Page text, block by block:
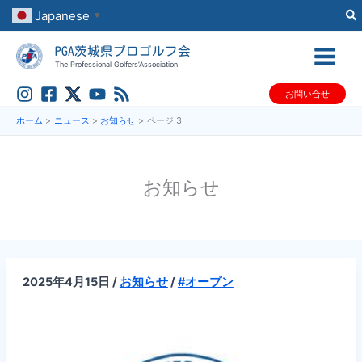
容
Japanese ▼
PGA茨城県プロゴルフ会
The Professional Golfers’Association
お問い合せ
ホーム ニュース お知らせ ページ 3
お知らせ
2025年4月15日 / お知らせ/#オープン